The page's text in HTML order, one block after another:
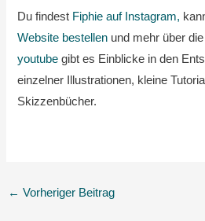
Du findest Fiphie auf Instagram,
Website bestellen und mehr über
youtube gibt es Einblicke in den
einzelner Illustrationen, kleine
Skizzenbücher.
← Vorheriger Beitrag